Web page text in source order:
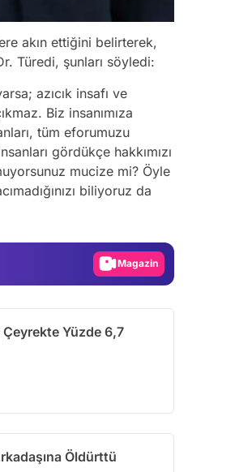
akın ettiğini belirterek,
Türedi, şunları söyledi:
azıcık insafı ve
Biz insanımıza
tüm eforumuzu
gördükçe hakkımızı
mucize mi? Öyle
biliyoruz daVideo
Magazin
Yüzde 6,7
Öldürttü